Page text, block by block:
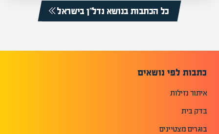
כל הכתבות בנושא נדל”ן בישראל
כתבות לפי נושאים
איתור נזילות
בדק בית
בוגרים מצטיינים